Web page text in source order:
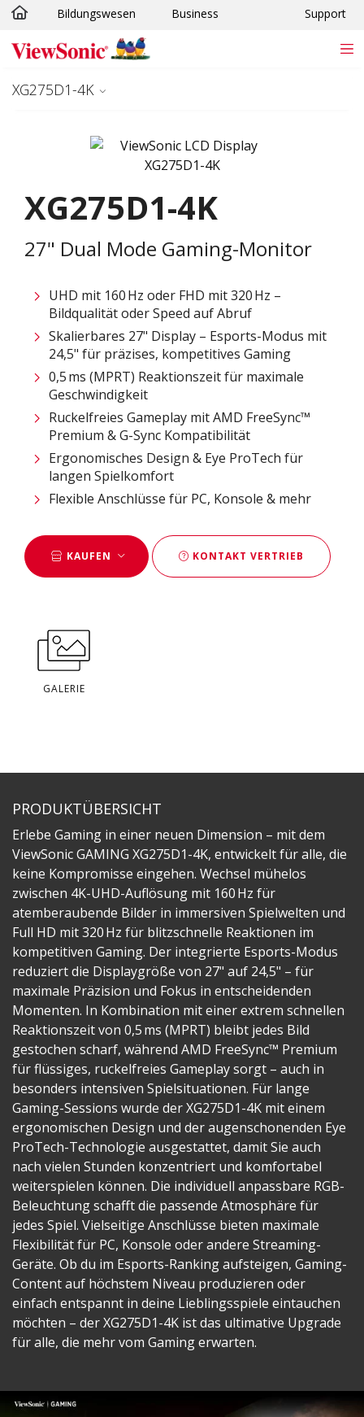
Skip to main content
Bildungswesen Business Support
XG275D1-4K
XG275D1-4K
27" Dual Mode Gaming-Monitor
UHD mit 160 Hz oder FHD mit 320 Hz –
Bildqualität oder Speed auf Abruf
Skalierbares 27" Display – Esports-Modus mit
24,5" für präzises, kompetitives Gaming
0,5 ms (MPRT) Reaktionszeit für maximale
Geschwindigkeit
Ruckelfreies Gameplay mit AMD FreeSync™
Premium & G-Sync Kompatibilität
Ergonomisches Design & Eye ProTech für
langen Spielkomfort
Flexible Anschlüsse für PC, Konsole & mehr
KAUFEN KONTAKT VERTRIEB
GALERIE
PRODUKTÜBERSICHT
Erlebe Gaming in einer neuen Dimension – mit dem
ViewSonic GAMING XG275D1-4K, entwickelt für alle, die
keine Kompromisse eingehen. Wechsel mühelos
zwischen 4K-UHD-Auflösung mit 160 Hz für
atemberaubende Bilder in immersiven Spielwelten und
Full HD mit 320 Hz für blitzschnelle Reaktionen im
kompetitiven Gaming. Der integrierte Esports-Modus
reduziert die Displaygröße von 27" auf 24,5" – für
maximale Präzision und Fokus in entscheidenden
Momenten. In Kombination mit einer extrem schnellen
Reaktionszeit von 0,5 ms (MPRT) bleibt jedes Bild
gestochen scharf, während AMD FreeSync™ Premium
für flüssiges, ruckelfreies Gameplay sorgt – auch in
besonders intensiven Spielsituationen. Für lange
Gaming-Sessions wurde der XG275D1-4K mit einem
ergonomischen Design und der augenschonenden Eye
ProTech-Technologie ausgestattet, damit Sie auch
nach vielen Stunden konzentriert und komfortabel
weiterspielen können. Die individuell anpassbare RGB-
Beleuchtung schafft die passende Atmosphäre für
jedes Spiel. Vielseitige Anschlüsse bieten maximale
Flexibilität für PC, Konsole oder andere Streaming-
Geräte. Ob du im Esports-Ranking aufsteigen, Gaming-
Content auf höchstem Niveau produzieren oder
einfach entspannt in deine Lieblingsspiele eintauchen
möchten – der XG275D1-4K ist das ultimative Upgrade
für alle, die mehr vom Gaming erwarten.